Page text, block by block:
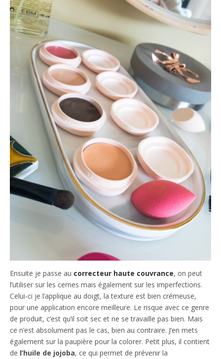
Ensuite je passe au correcteur haute couvrance, on peut
l’utiliser sur les cernes mais également sur les imperfections.
Celui-ci je l’applique au doigt, la texture est bien crémeuse,
pour une application encore meilleure. Le risque avec ce genre
de produit, c’est qu’il soit sec et ne se travaille pas bien. Mais
ce n’est absolument pas le cas, bien au contraire. J’en mets
également sur la paupière pour la colorer. Petit plus, il contient
de l’huile de jojoba, ce qui permet de prévenir la